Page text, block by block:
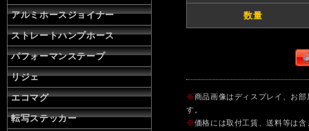
アルミホースジョイナー
ストレートハンプホース
パフォーマンステープ
リジェ
エコマグ
転写ステッカー
数量
※商品画像はディスプレイ、お
す。
※価格には取付工賃、送料等は